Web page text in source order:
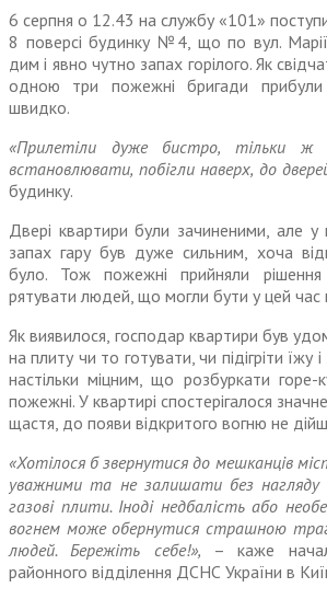
6 серпня о 12.43 на службу «101»
8 поверсі будинку №4, що по вул. Марії
дим і явно чутно запах горілого. Як
одною три пожежні бригади
швидко.
«Прилетіли дуже бистро, тільки ж
встановлювати, побігли наверх, до
будинку.
Двері квартири були зачиненими, але у
запах гару був дуже сильним, хоча
було. Тож пожежні прийняли
рятувати людей, що могли бути у цей час
Як виявилося, господар квартири був
на плиту чи то готувати, чи підігріти їжу
настільки міцним, що розбуркати горе-
пожежні. У квартирі спостерігалося
щастя, до появи відкритого вогню не
«Хотілося б звернутися до мешканців
уважними та не залишати без нагляду
газові плити. Іноді недбалість або
вогнем може обернутися страшною
людей. Бережіть себе!», – каже
районного відділення ДСНС України в